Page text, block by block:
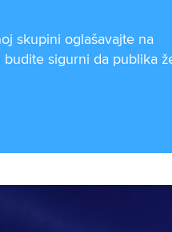
skupini oglašavajte na
budite sigurni da publika